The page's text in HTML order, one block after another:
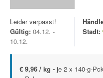
Leider verpasst!
Gültig: 04.12. -
10.12.
Stadt:
€ 9,96 / kg - je 2 x 140-g-